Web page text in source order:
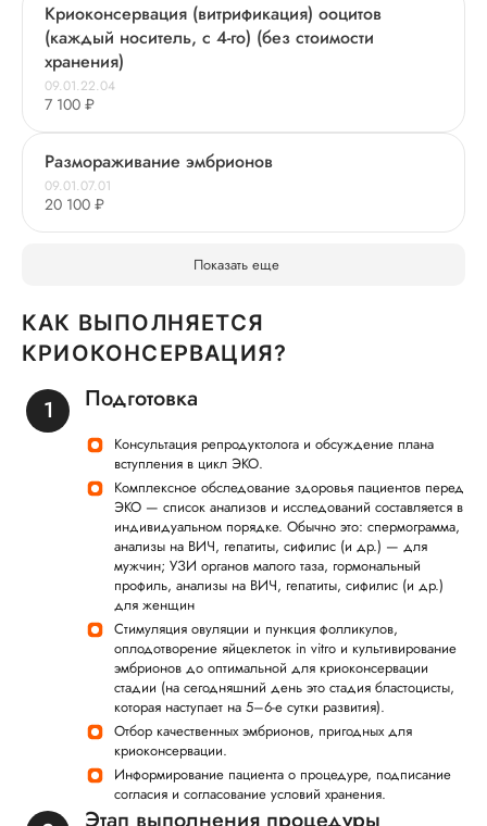
Криоконсервация (витрификация) ооцитов
(каждый носитель, с 4-го) (без стоимости
хранения)
09.01.22.04
7 100 ₽
Размораживание эмбрионов
09.01.07.01
20 100 ₽
Показать еще
КАК ВЫПОЛНЯЕТСЯ
КРИОКОНСЕРВАЦИЯ?
Подготовка
Консультация репродуктолога и обсуждение плана
вступления в цикл ЭКО.
Комплексное обследование здоровья пациентов перед
ЭКО — список анализов и исследований составляется в
индивидуальном порядке. Обычно это: спермограмма,
анализы на ВИЧ, гепатиты, сифилис (и др.) — для
мужчин; УЗИ органов малого таза, гормональный
профиль, анализы на ВИЧ, гепатиты, сифилис (и др.)
для женщин
Стимуляция овуляции и пункция фолликулов,
оплодотворение яйцеклеток in vitro и культивирование
эмбрионов до оптимальной для криоконсервации
стадии (на сегодняшний день это стадия бластоцисты,
которая наступает на 5–6-е сутки развития).
Отбор качественных эмбрионов, пригодных для
криоконсервации.
Информирование пациента о процедуре, подписание
согласия и согласование условий хранения.